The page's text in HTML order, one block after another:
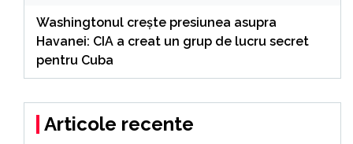
Washingtonul creşte presiunea asupra
Havanei: CIA a creat un grup de lucru secret
pentru Cuba
Articole recente